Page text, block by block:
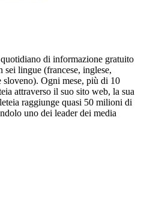
di informazione gratuito
lingue (francese, inglese,
sloveno). Ogni mese, più di 10
attraverso il suo sito web, la sua
raggiunge quasi 50 milioni di
uno dei leader dei media